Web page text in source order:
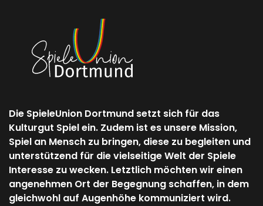
Die SpieleUnion Dortmund setzt sich für das
Kulturgut Spiel ein. Zudem ist es unsere Mission,
Spiel an Mensch zu bringen, diese zu begleiten und
unterstützend für die vielseitige Welt der Spiele
Interesse zu wecken. Letztlich möchten wir einen
angenehmen Ort der Begegnung schaffen, in dem
gleichwohl auf Augenhöhe kommuniziert wird.